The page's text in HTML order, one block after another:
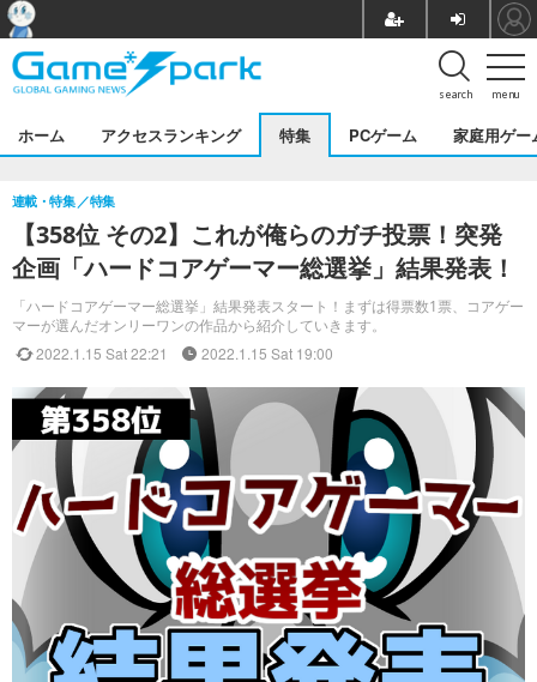
menu
search
ホーム アクセスランキング 特集 PCゲーム 家庭用ゲー
【358位 その2】これが俺らのガチ投票！突発
企画「ハードコアゲーマー総選挙」結果発表！
「ハードコアゲーマー総選挙」結果発表スタート！まずは得票数1票、コアゲー
マーが選んだオンリーワンの作品から紹介していきます。
連載・特集 特集
2022.1.15 Sat 22:21 2022.1.15 Sat 19:00